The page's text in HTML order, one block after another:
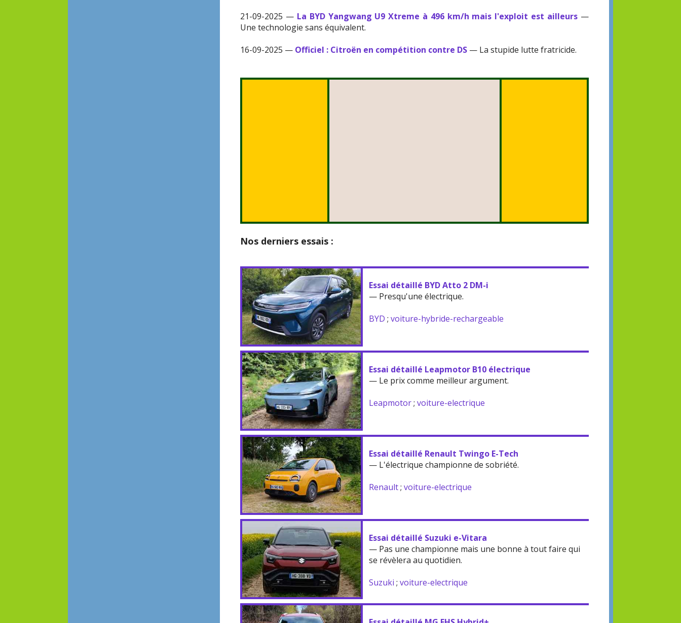
21-09-2025 — La BYD Yangwang U9 Xtreme à 496 km/h mais l'exploit est ailleurs—
Une technologie sans équivalent.
16-09-2025 — Officiel : Citroën en compétition contre DS — La stupide lutte fratricide.
Nos derniers essais :
Essai détaillé BYD Atto 2 DM-i
— Presqu'une électrique.
BYD ;voiture-hybride-rechargeable
Essai détaillé Leapmotor B10 électrique
— Le prix comme meilleur argument.
Leapmotor;voiture-electrique
Essai détaillé Renault Twingo E-Tech
— L'électrique championne de sobriété.
Renault;voiture-electrique
Essai détaillé Suzuki e-Vitara
— Pas une championne mais une bonne à tout faire qui
se révèlera au quotidien.
Suzuki ;voiture-electrique